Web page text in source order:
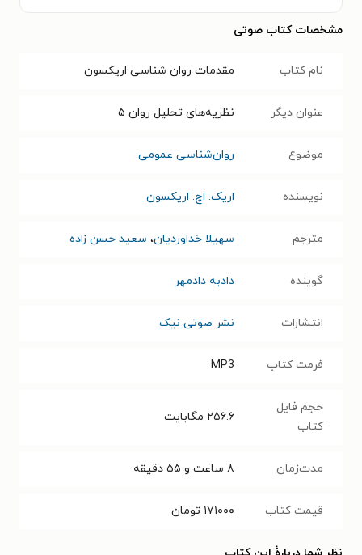
مشخصات کتاب صوتی
نام کتاب مقدمات روان شناسی اریکسون
عنوان دیگر نظریه‌های تحلیل روان ۵
موضوع روان‌شناسی عمومی
نویسنده اریک. اچ. اریکسون
مترجم سهیلا خداوردیان، سعید حسن زاده
گوینده دادبه دادمهر
انتشارات نشر صوتی نیک
فرمت کتاب MP3
حجم فایل
کتاب
۲۵۶.۶ مگابایت
مدت‌زمان ۸ ساعت و ۵۵ دقیقه
قیمت کتاب ۱۷۱۰۰۰ تومان